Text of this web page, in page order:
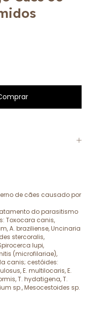
de cães causado por
do parasitismo
Toxocara canis,
A. braziliense, Uncinaria
stercoralis,
lupi,
(microfilariae),
canis; cestóides:
E. multilocaris, E.
T. hydatigena, T.
sp., Mesocestoides sp.